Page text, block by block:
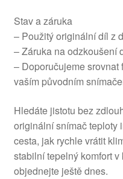
Stav a záruka
– Použitý originální díl z
– Záruka na odzkoušení
– Doporučujeme
vaším původním
Hledáte jistotu bez
originální snímač teploty
cesta, jak rychle vrátit
stabilní tepelný komfort
objednejte ještě dnes.